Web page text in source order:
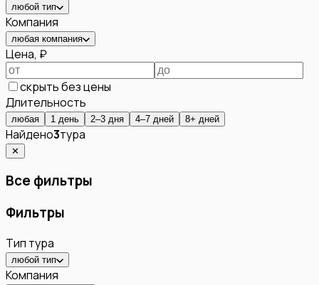
любой тип
Компания
любая компания
Цена, ₽
скрыть без цены
Длительность
любая 1 день 2–3 дня 4–7 дней 8+ дней
Найдено3тура
✕
Все фильтры
Фильтры
Тип тура
любой тип
Компания